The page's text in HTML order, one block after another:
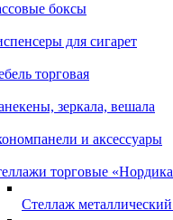
боксы
для сигарет
торговая
зеркала, вешала
и аксессуары
торговые
Стеллаж